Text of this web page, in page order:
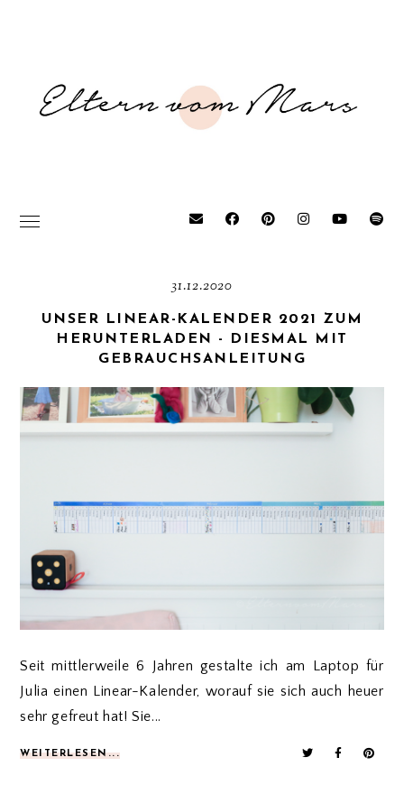
31.12.2020
UNSER LINEAR-KALENDER 2021 ZUM
HERUNTERLADEN - DIESMAL MIT
GEBRAUCHSANLEITUNG
Seit mittlerweile 6 Jahren gestalte ich am Laptop für
Julia einen Linear-Kalender, worauf sie sich auch heuer
sehr gefreut hat! Sie...
WEITERLESEN...